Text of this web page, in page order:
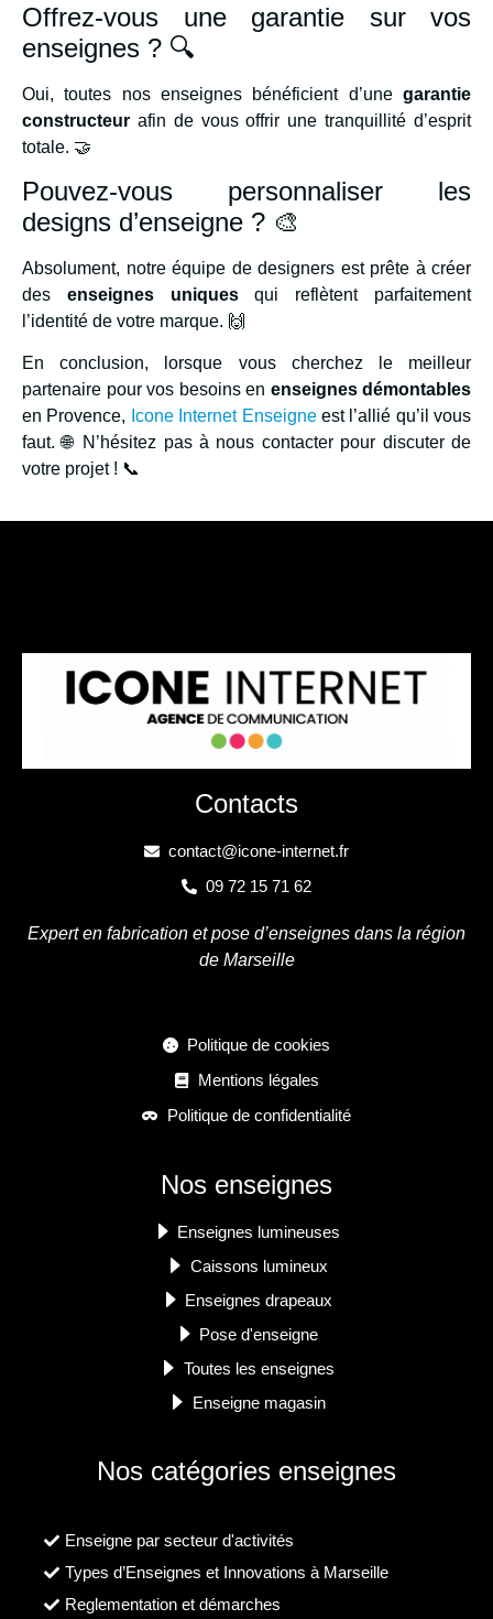
Offrez-vous une garantie sur vos
enseignes ? 🔍
Oui, toutes nos enseignes bénéficient d’une garantie
constructeur afin de vous offrir une tranquillité d’esprit
totale. 🤝
Pouvez-vous personnaliser les
designs d’enseigne ? 🎨
Absolument, notre équipe de designers est prête à créer
des enseignes uniquesqui reflètent parfaitement
l’identité de votre marque. 🙌
En conclusion, lorsque vous cherchez le meilleur
partenaire pour vos besoins en enseignes démontables
en Provence, Icone Internet Enseigneest l’allié qu’il vous
faut. 🌐 N’hésitez pas à nous contacter pour discuter de
votre projet ! 📞
Contacts
contact@icone-internet.fr
09 72 15 71 62
Expert en fabrication et pose d’enseignes dans la région
de Marseille
Politique de cookies
Mentions légales
Politique de confidentialité
Nos enseignes
Enseignes lumineuses
Caissons lumineux
Enseignes drapeaux
Pose d'enseigne
Toutes les enseignes
Enseigne magasin
Nos catégories enseignes
Enseigne par secteur d'activités
Types d’Enseignes et Innovations à Marseille
Reglementation et démarches